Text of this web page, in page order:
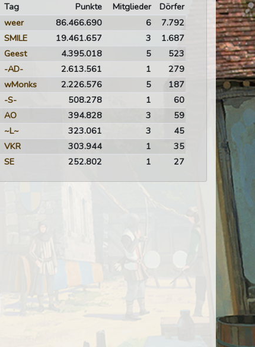
Tag Punkte Mitglieder
Dörfer
weer 86.466.690 6
7.792
SMILE 19.461.657 3
1.687
Geest 4.395.018 5
523
-AD- 2.613.561 1
279
wMonks 2.226.576 5
187
-S- 508.278 1
60
AO 394.828 3
59
~L~ 323.061 3
45
VKR 303.944 1
35
SE 252.802 1 27